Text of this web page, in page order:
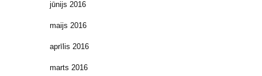
jūnijs 2016
maijs 2016
aprīlis 2016
marts 2016